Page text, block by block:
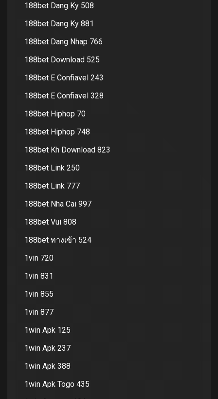
188bet Dang Ky 508
188bet Dang Ky 881
188bet Dang Nhap 766
188bet Download 525
188bet E Confiavel 243
188bet E Confiavel 328
188bet Hiphop 70
188bet Hiphop 748
188bet Kh Download 823
188bet Link 250
188bet Link 777
188bet Nha Cai 997
188bet Vui 808
188bet ทางเข้า 524
1vin 720
1vin 831
1vin 855
1vin 877
1win Apk 125
1win Apk 237
1win Apk 388
1win Apk Togo 435